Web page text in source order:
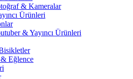
& Kameralar
Ürünleri
& Yayıncı Ürünleri
Eğlence